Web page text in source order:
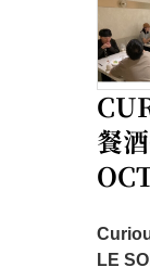
餐
LE